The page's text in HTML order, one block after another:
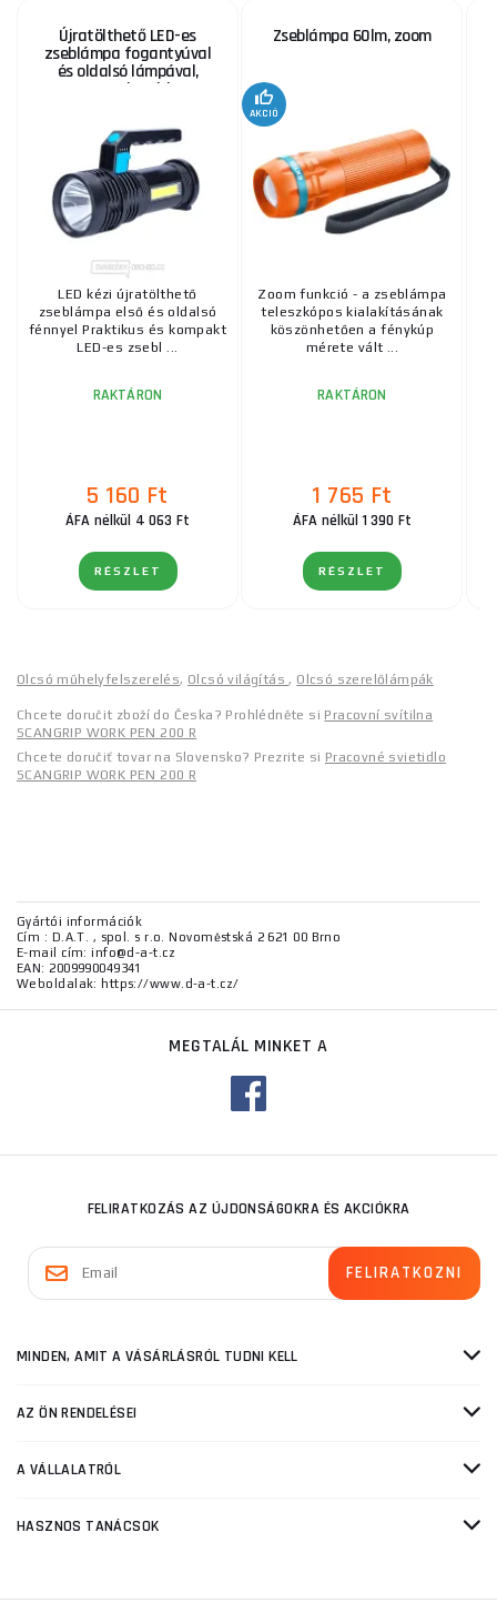
Újratölthető LED-es
zseblámpa fogantyúval
és oldalsó lámpával,
150+100lm, Li-ion
LED kézi újratölthető
zseblámpa első és oldalsó
fénnyel Praktikus és kompakt
LED-es zsebl ...
RAKTÁRON
5 160 Ft
ÁFA nélkül 4 063 Ft
RÉSZLET
Zseblámpa 60lm, zoom
AKCIÓ
Zoom funkció - a zseblámpa
teleszkópos kialakításának
köszönhetően a fénykúp
mérete vált ...
RAKTÁRON
1 765 Ft
ÁFA nélkül 1 390 Ft
RÉSZLET
Olcsó műhelyfelszerelés, Olcsó világítás, Olcsó szerelőlámpák
Chcete doručit zboží do Česka? Prohlédněte si Pracovní svítilna
SCANGRIP WORK PEN 200 R
Chcete doručiť tovar na Slovensko? Prezrite si Pracovné svietidlo
SCANGRIP WORK PEN 200 R
Gyártói információk
Cím : D.A.T. , spol. s r.o. Novoměstská 2 621 00 Brno
E-mail cím: info@d-a-t.cz
EAN: 2009990049341
Weboldalak: https://www.d-a-t.cz/
MEGTALÁL MINKET A
FELIRATKOZÁS AZ ÚJDONSÁGOKRA ÉS AKCIÓKRA
MINDEN, AMIT A VÁSÁRLÁSRÓL TUDNI KELL
AZ ÖN RENDELÉSEI
A VÁLLALATRÓL
HASZNOS TANÁCSOK